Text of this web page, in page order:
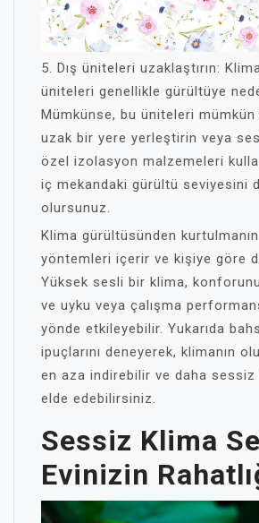
5. Dış üniteleri uzaklaştırın:
üniteleri genellikle gürültüye
Mümkünse, bu üniteleri
uzak bir yere yerleştirin veya
özel izolasyon malzemeleri
iç mekandaki gürültü seviyesini
olursunuz.
Klima gürültüsünden
yöntemleri içerir ve kişiye göre
Yüksek sesli bir klima,
ve uyku veya çalışma
yönde etkileyebilir. Yukarıda
ipuçlarını deneyerek, klimanın
en aza indirebilir ve daha sessiz
elde edebilirsiniz.
Sessiz Klima
Evinizin